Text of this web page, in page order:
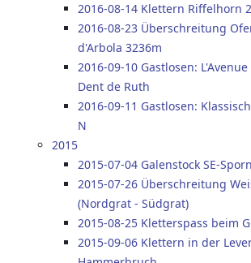
2016-08-14 Klettern Riffelhorn
2016-08-23 Überschreitung
d'Arbola 3236m
2016-09-10 Gastlosen:
Dent de Ruth
2016-09-11 Gastlosen:
N
2015
2015-07-04 Galenstock SE-Sporn
2015-07-26 Überschreitung
(Nordgrat - Südgrat)
2015-08-25 Kletterspass beim
2015-09-06 Klettern in der